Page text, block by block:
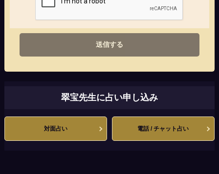
送信する
翠宝先生に占い申し込み
対面占い 電話 / チャット占い